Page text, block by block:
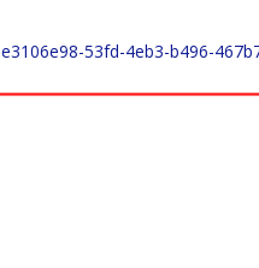
e3106e98-53fd-4eb3-b496-